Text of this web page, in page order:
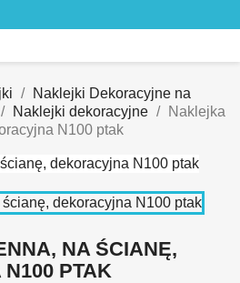
Naklejki Dekoracyjne na
Naklejki dekoracyjne
Naklejka
N100 ptak
NA ŚCIANĘ,
PTAK